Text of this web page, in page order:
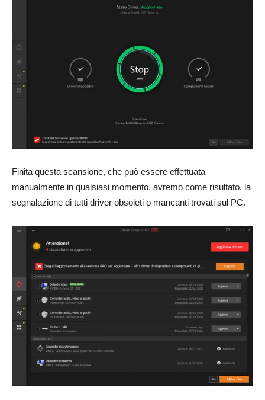
Finita questa scansione, che può essere effettuata
manualmente in qualsiasi momento, avremo come risultato, la
segnalazione di tutti driver obsoleti o mancanti trovati sul PC.